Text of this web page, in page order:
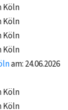
Köln
Köln
Köln
Köln
am: 24.06.2026
Köln
Köln